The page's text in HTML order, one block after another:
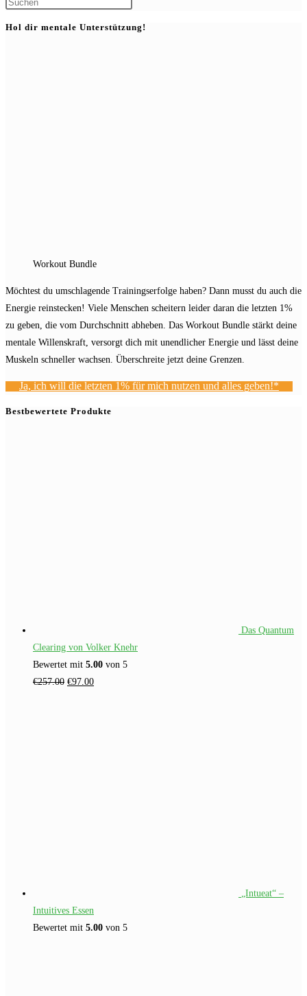
Hol dir mentale Unterstützung!
Workout Bundle
Möchtest du umschlagende Trainingserfolge haben? Dann musst du auch die
Energie reinstecken! Viele Menschen scheitern leider daran die letzten 1%
zu geben, die vom Durchschnitt abheben. Das Workout Bundle stärkt deine
mentale Willenskraft, versorgt dich mit unendlicher Energie und lässt deine
Muskeln schneller wachsen. Überschreite jetzt deine Grenzen.
Ja, ich will die letzten 1% für mich nutzen und alles geben!*
Bestbewertete Produkte
Das Quantum
Clearing von Volker Knehr
Bewertet mit 5.00 von 5
€257.00 Ursprünglicher
€97.00Aktueller
„Intueat“ –
Intuitives Essen
Bewertet mit 5.00 von 5